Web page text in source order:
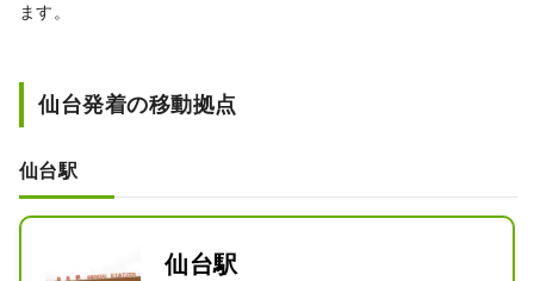
ます。
仙台発着の移動拠点
仙台駅
仙台駅